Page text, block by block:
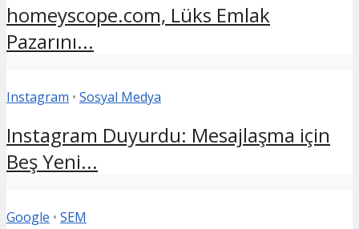
homeyscope.com, Lüks Emlak
Pazarını...
Instagram • Sosyal Medya
Instagram Duyurdu: Mesajlaşma için
Beş Yeni...
Google • SEM